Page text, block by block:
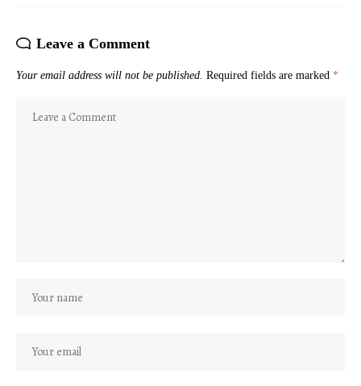
Leave a Comment
Your email address will not be published. Required fields are marked *